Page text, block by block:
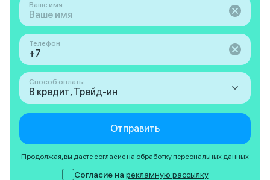
Ваше имя
Телефон
Способ оплаты
В кредит, Трейд-ин
Отправить
Продолжая, вы даете согласие на обработку персональных данных
Согласие на рекламную рассылку